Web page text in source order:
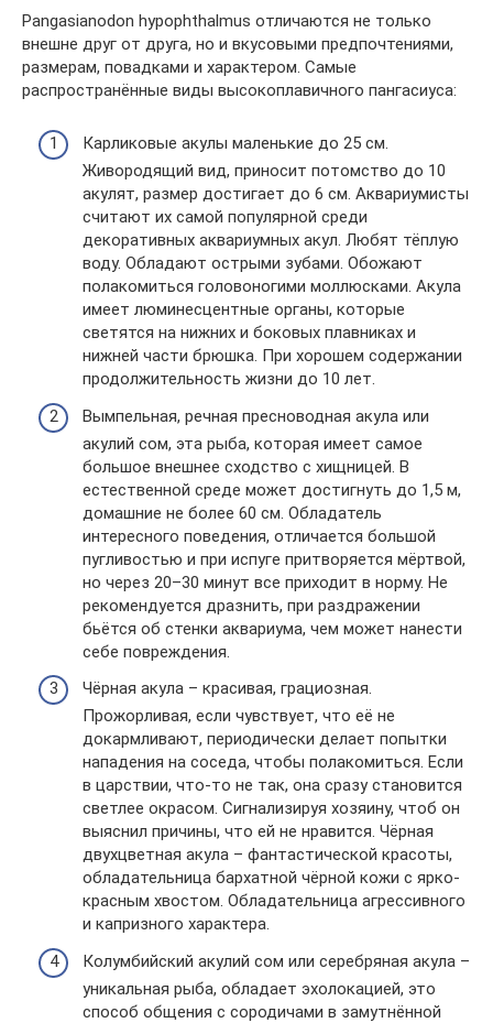
Pangasianodon hypophthalmus отличаются не только
внешне друг от друга, но и вкусовыми предпочтениями,
размерам, повадками и характером. Самые
распространённые виды высокоплавичного пангасиуса:
Карликовые акулы маленькие до 25 см.
Живородящий вид, приносит потомство до 10
акулят, размер достигает до 6 см. Аквариумисты
считают их самой популярной среди
декоративных аквариумных акул. Любят тёплую
воду. Обладают острыми зубами. Обожают
полакомиться головоногими моллюсками. Акула
имеет люминесцентные органы, которые
светятся на нижних и боковых плавниках и
нижней части брюшка. При хорошем содержании
продолжительность жизни до 10 лет.
Вымпельная, речная пресноводная акула или
акулий сом, эта рыба, которая имеет самое
большое внешнее сходство с хищницей. В
естественной среде может достигнуть до 1,5 м,
домашние не более 60 см. Обладатель
интересного поведения, отличается большой
пугливостью и при испуге притворяется мёртвой,
но через 20–30 минут все приходит в норму. Не
рекомендуется дразнить, при раздражении
бьётся об стенки аквариума, чем может нанести
себе повреждения.
Чёрная акула – красивая, грациозная.
Прожорливая, если чувствует, что её не
докармливают, периодически делает попытки
нападения на соседа, чтобы полакомиться. Если
в царствии, что-то не так, она сразу становится
светлее окрасом. Сигнализируя хозяину, чтоб он
выяснил причины, что ей не нравится. Чёрная
двухцветная акула – фантастической красоты,
обладательница бархатной чёрной кожи с ярко-
красным хвостом. Обладательница агрессивного
и капризного характера.
Колумбийский акулий сом или серебряная акула –
уникальная рыба, обладает эхолокацией, это
способ общения с сородичами в замутнённой